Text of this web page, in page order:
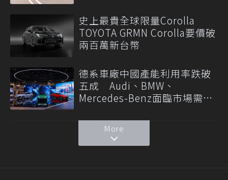
史上最貴全球限量Corolla
TOYOTA GRMN Corolla要價破
兩百萬新台幣
德系車廠中國產能利用率跌破
五成 Audi、BMW、
Mercedes-Benz面臨市場需求
More